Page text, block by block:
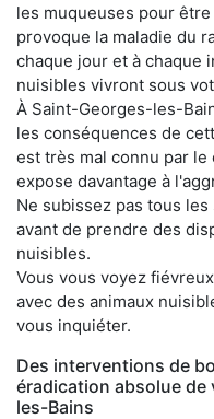
les muqueuses pour
provoque la maladie du
chaque jour et à chaque
nuisibles vivront sous
À Saint-Georges-les-
les conséquences de
est très mal connu par
expose davantage à
Ne subissez pas tous
avant de prendre des
nuisibles.
Vous vous voyez
avec des animaux
vous inquiéter.
Des interventions de
éradication absolue
les-Bains